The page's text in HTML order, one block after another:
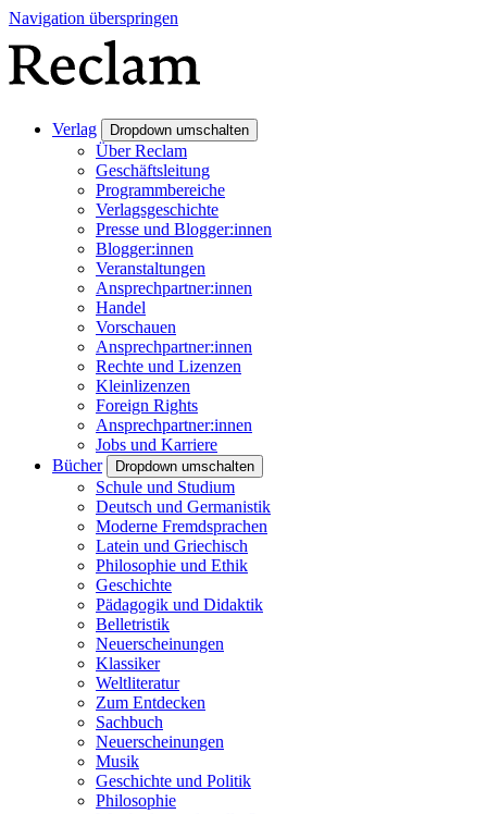
Navigation überspringen
Verlag Dropdown umschalten
Über Reclam
Geschäftsleitung
Programmbereiche
Verlagsgeschichte
Presse und Blogger:innen
Blogger:innen
Veranstaltungen
Ansprechpartner:innen
Handel
Vorschauen
Ansprechpartner:innen
Rechte und Lizenzen
Kleinlizenzen
Foreign Rights
Ansprechpartner:innen
Jobs und Karriere
Bücher
Dropdown umschalten
Schule und Studium
Deutsch und Germanistik
Moderne Fremdsprachen
Latein und Griechisch
Philosophie und Ethik
Geschichte
Pädagogik und Didaktik
Belletristik
Neuerscheinungen
Klassiker
Weltliteratur
Zum Entdecken
Sachbuch
Neuerscheinungen
Musik
Geschichte und Politik
Philosophie